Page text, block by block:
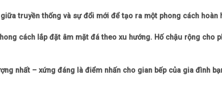
truyền thống và sự đổi mới để tạo ra một phong cách hoàn
cách lắp đặt âm mặt đá theo xu hướng. Hố chậu rộng cho
nhất – xứng đáng là điểm nhấn cho gian bếp của gia đình